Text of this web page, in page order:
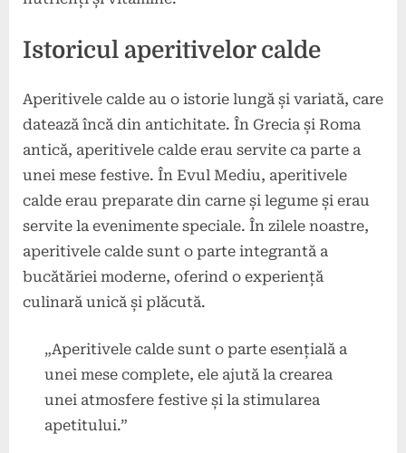
Istoricul aperitivelor calde
Aperitivele calde au o istorie lungă și variată, care
datează încă din antichitate. În Grecia și Roma
antică, aperitivele calde erau servite ca parte a
unei mese festive. În Evul Mediu, aperitivele
calde erau preparate din carne și legume și erau
servite la evenimente speciale. În zilele noastre,
aperitivele calde sunt o parte integrantă a
bucătăriei moderne, oferind o experiență
culinară unică și plăcută.
„Aperitivele calde sunt o parte esențială a
unei mese complete, ele ajută la crearea
unei atmosfere festive și la stimularea
apetitului.”